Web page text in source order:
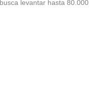
levantar hasta 80.000